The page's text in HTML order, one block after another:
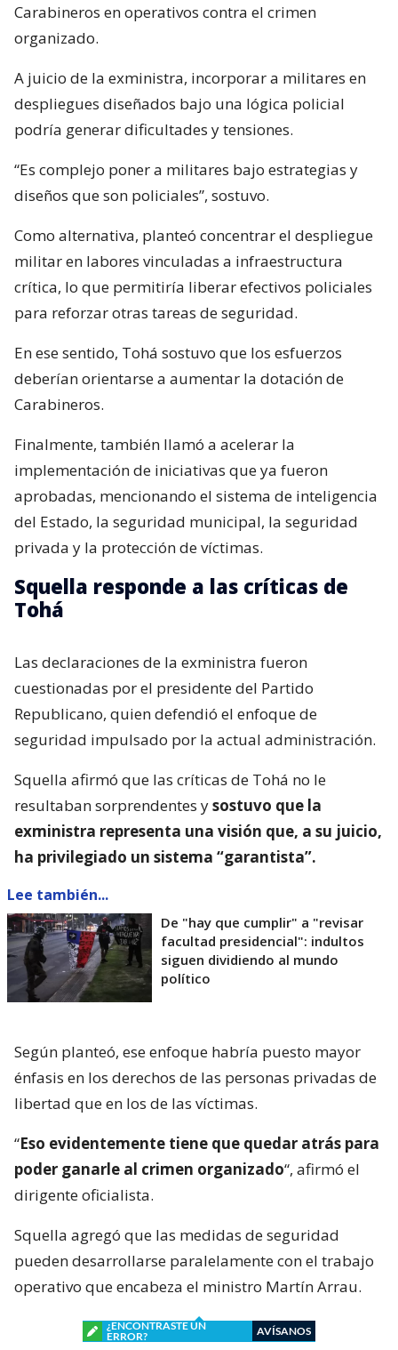
Carabineros en operativos contra el crimen
organizado.
A juicio de la exministra, incorporar a militares en
despliegues diseñados bajo una lógica policial
podría generar dificultades y tensiones.
“Es complejo poner a militares bajo estrategias y
diseños que son policiales”, sostuvo.
Como alternativa, planteó concentrar el despliegue
militar en labores vinculadas a infraestructura
crítica, lo que permitiría liberar efectivos policiales
para reforzar otras tareas de seguridad.
En ese sentido, Tohá sostuvo que los esfuerzos
deberían orientarse a aumentar la dotación de
Carabineros.
Finalmente, también llamó a acelerar la
implementación de iniciativas que ya fueron
aprobadas, mencionando el sistema de inteligencia
del Estado, la seguridad municipal, la seguridad
privada y la protección de víctimas.
Squella responde a las críticas de
Tohá
Las declaraciones de la exministra fueron
cuestionadas por el presidente del Partido
Republicano, quien defendió el enfoque de
seguridad impulsado por la actual administración.
Squella afirmó que las críticas de Tohá no le
resultaban sorprendentes ysostuvo que la
exministra representa una visión que, a su juicio,
ha privilegiado un sistema “garantista”.
Lee también...
De "hay que cumplir" a "revisar
facultad presidencial": indultos
siguen dividiendo al mundo
político
Según planteó, ese enfoque habría puesto mayor
énfasis en los derechos de las personas privadas de
libertad que en los de las víctimas.
“Eso evidentemente tiene que quedar atrás para
poder ganarle al crimen organizado“, afirmó el
dirigente oficialista.
Squella agregó que las medidas de seguridad
pueden desarrollarse paralelamente con el trabajo
operativo que encabeza el ministro Martín Arrau.
¿ENCONTRASTE UN
ERROR?
AVÍSANOS